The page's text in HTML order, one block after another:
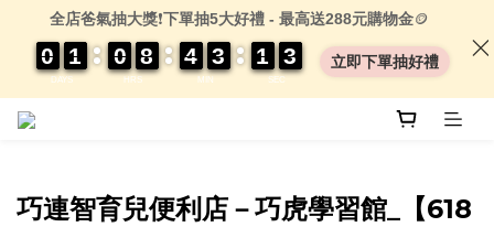
巧連智育兒便利店－巧虎學習館_【618
全店爸氣抽大獎❗下單抽5大好禮 - 最高送288元購物金🪙
DAYS
0
0
0
0 1
1
1
1
HRS
0
0
0
0 8
8
8
8
MIN
4
4
4
4 3
3
3
3
SEC
1
1
1
1 0
0
3
3
3
3 立即下單抽好禮